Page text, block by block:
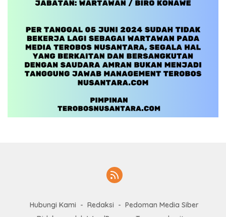
Hubungi Kami Redaksi
Pedoman Media Siber